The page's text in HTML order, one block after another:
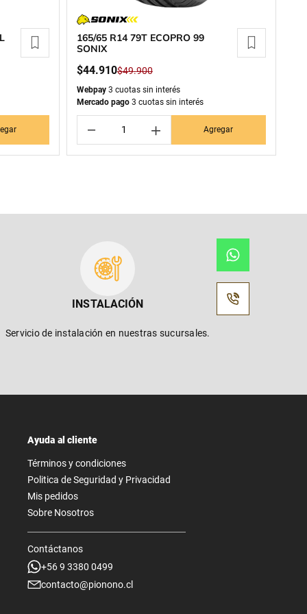
165/65 R14 79T ECOPRO 99
SONIX
$44.910$49.900
Webpay3 cuotas sin interés
Mercado pago3 cuotas sin interés
＋
－ Agregar
INSTALACIÓN
Servicio de instalación en nuestras sucursales.
Ayuda al cliente
Términos y condiciones
Politica de Seguridad y Privacidad
Mis pedidos
Sobre Nosotros
Contáctanos
+56 9 3380 0499
contacto@pionono.cl